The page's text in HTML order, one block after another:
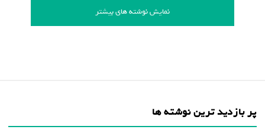
نمایش نوشته های بیشتر
پر بازدید ترین نوشته ها